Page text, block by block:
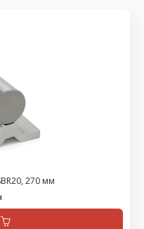
270 мм